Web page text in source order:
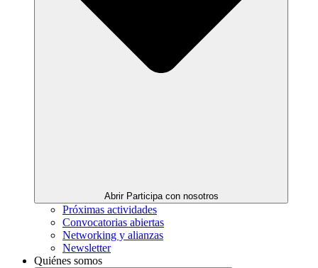
Abrir Participa con nosotros
Próximas actividades
Convocatorias abiertas
Networking y alianzas
Newsletter
Quiénes somos